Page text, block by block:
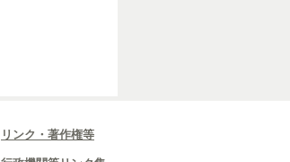
リンク・著作権等